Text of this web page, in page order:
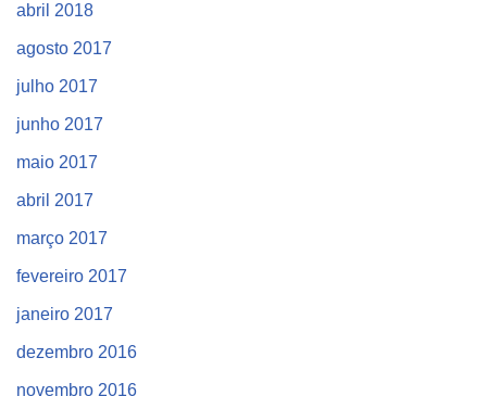
abril 2018
agosto 2017
julho 2017
junho 2017
maio 2017
abril 2017
março 2017
fevereiro 2017
janeiro 2017
dezembro 2016
novembro 2016